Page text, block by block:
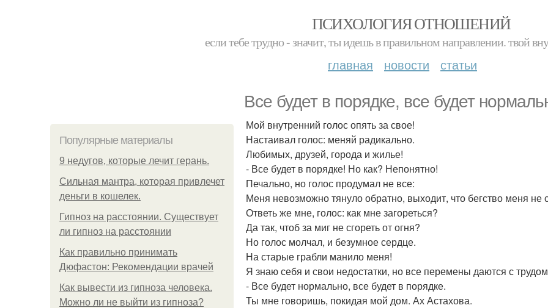
ПСИХОЛОГИЯ ОТНОШЕНИЙ
если тебе трудно - значит, ты идешь в правильном направлении. твой
главная новости статьи
Все будет в порядке, все будет
Популярные материалы
9 недугов, которые лечит герань.
Сильная мантра, которая привлечет
деньги в кошелек.
Гипноз на расстоянии. Существует
ли гипноз на расстоянии
Как правильно принимать
Дюфастон: Рекомендации врачей
Как вывести из гипноза человека.
Можно ли не выйти из гипноза?
Мой внутренний голос опять за свое!
Настаивал голос: меняй радикально.
Любимых, друзей, города и жилье!
- Все будет в порядке! Но как? Непонятно!
Печально, но голос продумал не все:
Меня невозможно тянуло обратно, выходит, что бегство меня не
Ответь же мне, голос: как мне загореться?
Да так, чтоб за миг не сгореть от огня?
Но голос молчал, и безумное сердце.
На старые грабли манило меня!
Я знаю себя и свои недостатки, но все перемены даются с
- Все будет нормально, все будет в порядке.
Ты мне говоришь, покидая мой дом. Ах Астахова.